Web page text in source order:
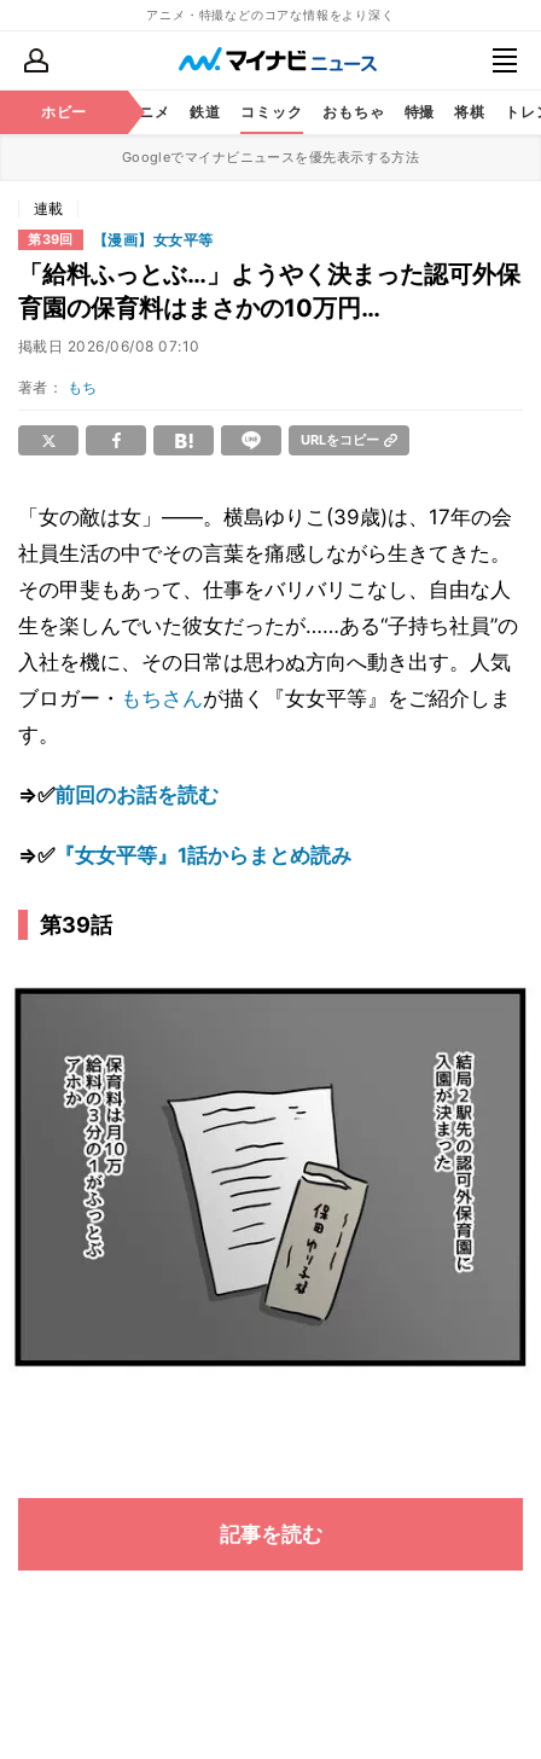
アニメ・特撮などのコアな情報をより深く
ホビー アニメ 鉄道 コミック おもちゃ 特撮 将棋 ト
Googleでマイナビニュースを優先表示する方法
連載
第39回 【漫画】女女平等
「給料ふっとぶ…」ようやく決まった認可外保
育園の保育料はまさかの10万円…
掲載日 2026/06/08 07:10
著者： もち
URLをコピー
「女の敵は女」――。横島ゆりこ(39歳)は、17年の会
社員生活の中でその言葉を痛感しながら生きてきた。
その甲斐もあって、仕事をバリバリこなし、自由な人
生を楽しんでいた彼女だったが……ある“子持ち社員”の
入社を機に、その日常は思わぬ方向へ動き出す。人気
ブロガー・ もちさんが描く『女女平等』をご紹介しま
す。
⇒✅前回のお話を読む
⇒✅『女女平等』1話からまとめ読み
第39話
記事を読む